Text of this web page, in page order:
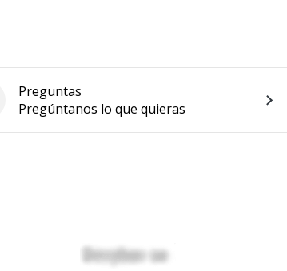
Preguntas
Pregúntanos lo que quieras